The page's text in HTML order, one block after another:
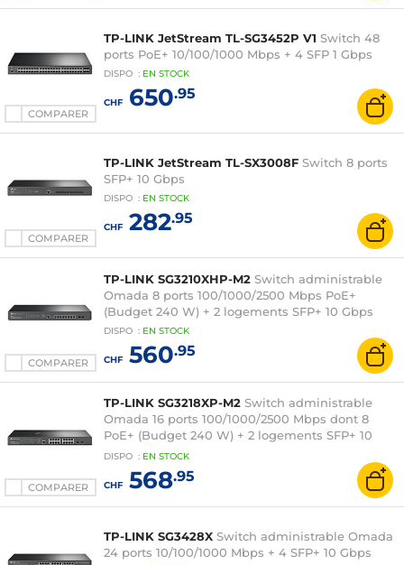
COMPARER
TP-LINK JetStream TL-SG3452P V1 Switch 48
ports PoE+ 10/100/1000 Mbps + 4 SFP 1 Gbps
DISPO : EN STOCK
CHF650.95
COMPARER
TP-LINK JetStream TL-SX3008F Switch 8 ports
SFP+ 10 Gbps
DISPO : EN STOCK
CHF282.95
COMPARER
TP-LINK SG3210XHP-M2 Switch administrable
Omada 8 ports 100/1000/2500 Mbps PoE+
(Budget 240 W) + 2 logements SFP+ 10 Gbps
DISPO : EN STOCK
CHF560.95
COMPARER
TP-LINK SG3218XP-M2 Switch administrable
Omada 16 ports 100/1000/2500 Mbps dont 8
PoE+ (Budget 240 W) + 2 logements SFP+ 10
Gbps
DISPO : EN STOCK
CHF568.95
TP-LINK SG3428X Switch administrable Omada
24 ports 10/100/1000 Mbps + 4 SFP+ 10 Gbps